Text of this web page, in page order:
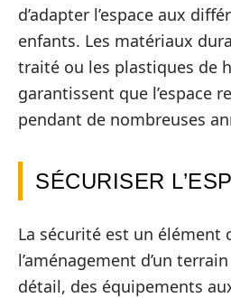
d’adapter l’espace aux
enfants. Les matériaux
traité ou les plastiques de
garantissent que l’espace
pendant de nombreuses
SÉCURISER
La sécurité est un élément
l’aménagement d’un
détail, des équipements